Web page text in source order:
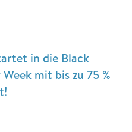
in die Black
mit bis zu 75 %